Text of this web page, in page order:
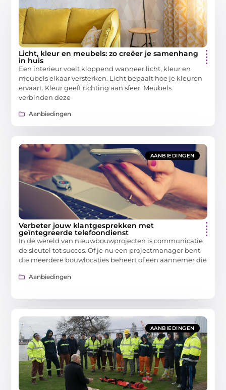
Licht, kleur en meubels: zo creëer je samenhang
in huis
Een interieur voelt kloppend wanneer licht, kleur en
meubels elkaar versterken. Licht bepaalt hoe je kleuren
ervaart. Kleur geeft richting aan sfeer. Meubels
verbinden deze
Aanbiedingen
AANBIEDINGEN
Verbeter jouw klantgesprekken met
geïntegreerde telefoondienst
In de wereld van nieuwbouwprojecten is communicatie
de sleutel tot succes. Of je nu een projectmanager bent
die meerdere bouwlocaties beheert of een aannemer die
Aanbiedingen
AANBIEDINGEN